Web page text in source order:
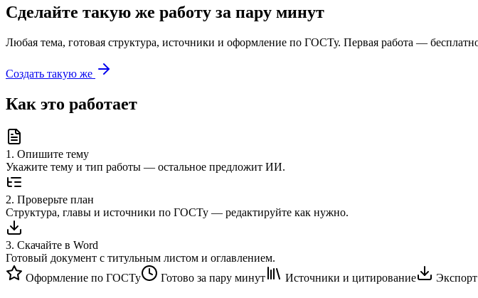
Сделайте такую же работу за пару минут
Любая тема, готовая структура, источники и оформление по ГОСТу. Первая работа —
Создать такую же
Как это работает
1 . Опишите тему
Укажите тему и тип работы — остальное предложит ИИ.
2. Проверьте план
Структура, главы и источники по ГОСТу — редактируйте как нужно.
3. Скачайте в Word
Готовый документ с титульным листом и оглавлением.
Оформление по ГОСТу
Готово за пару минут Источники и цитирование